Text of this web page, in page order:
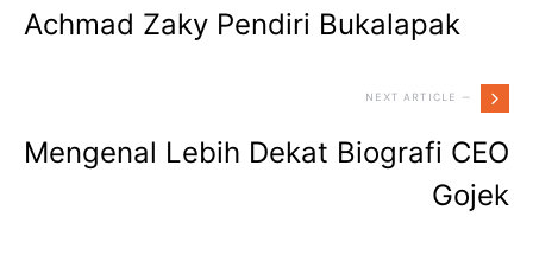
Achmad Zaky Pendiri Bukalapak
NEXT ARTICLE —
Mengenal Lebih Dekat Biografi CEO
Gojek